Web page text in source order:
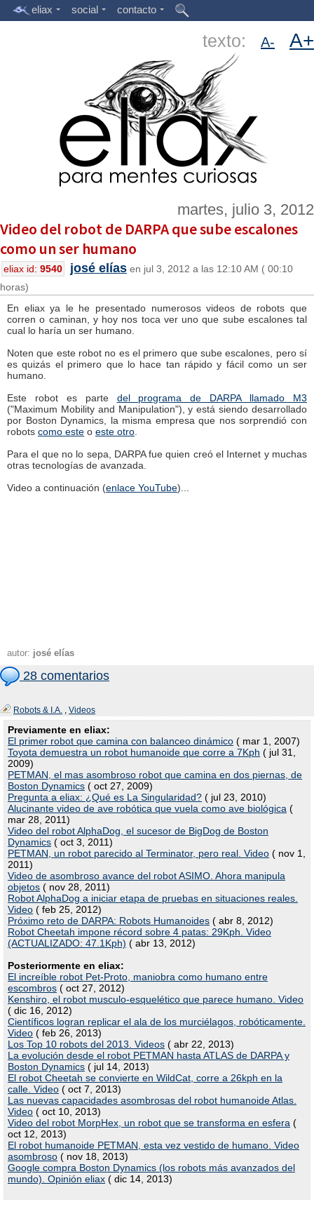
eliax social contacto
texto: A- A+
martes, julio 3, 2012
Video del robot de DARPA que sube escalones
como un ser humano
eliax id: 9540 josé elías en jul 3, 2012 a las 12:10 AM ( 00:10
horas)
En eliax ya le he presentado numerosos videos de robots que
corren o caminan, y hoy nos toca ver uno que sube escalones tal
cual lo haría un ser humano.
Noten que este robot no es el primero que sube escalones, pero sí
es quizás el primero que lo hace tan rápido y fácil como un ser
humano.
Este robot es parte del programa de DARPA llamado M3
("Maximum Mobility and Manipulation"), y está siendo desarrollado
por Boston Dynamics, la misma empresa que nos sorprendió con
robots como este o este otro
Para el que no lo sepa, DARPA fue quien creó el Internet y muchas
otras tecnologías de avanzada.
Video a continuación (enlace YouTube)...
autor: josé elías
28 comentarios
Robots & I.A. , Videos
Previamente en eliax:
El primer robot que camina con balanceo dinámico ( mar 1, 2007)
Toyota demuestra un robot humanoide que corre a 7Kph ( jul 31,
2009)
PETMAN, el mas asombroso robot que camina en dos piernas, de
Boston Dynamics ( oct 27, 2009)
Pregunta a eliax: ¿Qué es La Singularidad? ( jul 23, 2010)
Alucinante video de ave robótica que vuela como ave biológica (
mar 28, 2011)
Video del robot AlphaDog, el sucesor de BigDog de Boston
Dynamics ( oct 3, 2011)
PETMAN, un robot parecido al Terminator, pero real. Video ( nov 1,
2011)
Video de asombroso avance del robot ASIMO. Ahora manipula
objetos ( nov 28, 2011)
Robot AlphaDog a iniciar etapa de pruebas en situaciones reales.
Video ( feb 25, 2012)
Próximo reto de DARPA: Robots Humanoides ( abr 8, 2012)
Robot Cheetah impone récord sobre 4 patas: 29Kph. Video
(ACTUALIZADO: 47.1Kph) ( abr 13, 2012)
Posteriormente en eliax:
El increíble robot Pet-Proto, maniobra como humano entre
escombros ( oct 27, 2012)
Kenshiro, el robot musculo-esquelético que parece humano. Video
( dic 16, 2012)
Científicos logran replicar el ala de los murciélagos, robóticamente.
Video ( feb 26, 2013)
Los Top 10 robots del 2013. Videos ( abr 22, 2013)
La evolución desde el robot PETMAN hasta ATLAS de DARPA y
Boston Dynamics ( jul 14, 2013)
El robot Cheetah se convierte en WildCat, corre a 26kph en la
calle. Video ( oct 7, 2013)
Las nuevas capacidades asombrosas del robot humanoide Atlas.
Video ( oct 10, 2013)
Video del robot MorpHex, un robot que se transforma en esfera (
oct 12, 2013)
El robot humanoide PETMAN, esta vez vestido de humano. Video
asombroso ( nov 18, 2013)
Google compra Boston Dynamics (los robots más avanzados del
mundo). Opinión eliax ( dic 14, 2013)